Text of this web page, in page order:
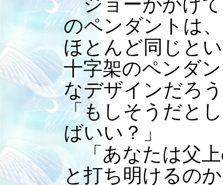
のペンダントは
ほとんど同じと
十字架のペンダ
なデザインだろ
「もしそうだと
ばいい？」
「あなたは父上
と打ち明けるの